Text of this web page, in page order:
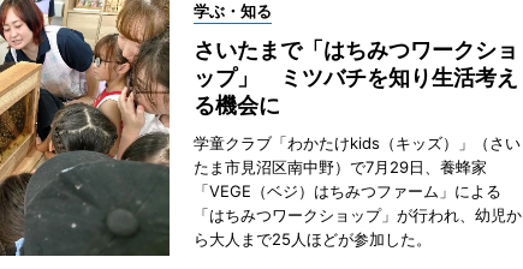
学ぶ・知る
さいたまで「はちみつワークショ
ップ」 ミツバチを知り生活考え
る機会に
学童クラブ「わかたけkids（キッズ）」（さい
たま市見沼区南中野）で7月29日、養蜂家
「VEGE（ベジ）はちみつファーム」による
「はちみつワークショップ」が行われ、幼児か
ら大人まで25人ほどが参加した。